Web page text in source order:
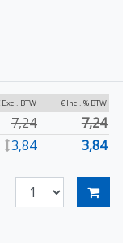
Excl. BTW € Incl. % BTW
7,24 7,24
3,84 3,84